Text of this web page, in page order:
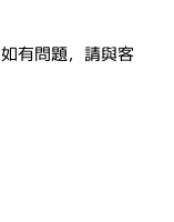
有問題，請與客